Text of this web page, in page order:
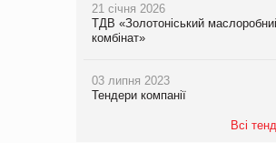
21 січня 2026
ТДВ «Золотоніський
комбінат»
03 липня 2023
Тендери компанії
Всі